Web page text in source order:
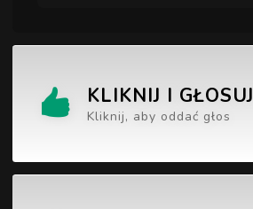
KLIKNIJ I GŁOSUJ
Kliknij, aby oddać głos